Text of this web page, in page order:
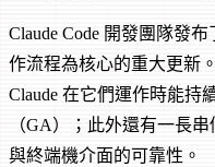
Claude Code 開發團隊發
作流程為核心的重大更新
Claude 在它們運作時能持
（GA）；此外還有一長
與終端機介面的可靠性。